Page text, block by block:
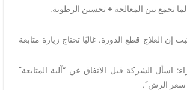
لما تجمع بين المعالجة + تحسين الرطوبة.
إن العلاج قطع الدورة. غالبًا تحتاج زيارة متابعة
اسأل الشركة قبل الاتفاق عن “آلية المتابعة”
سعر الرش”.